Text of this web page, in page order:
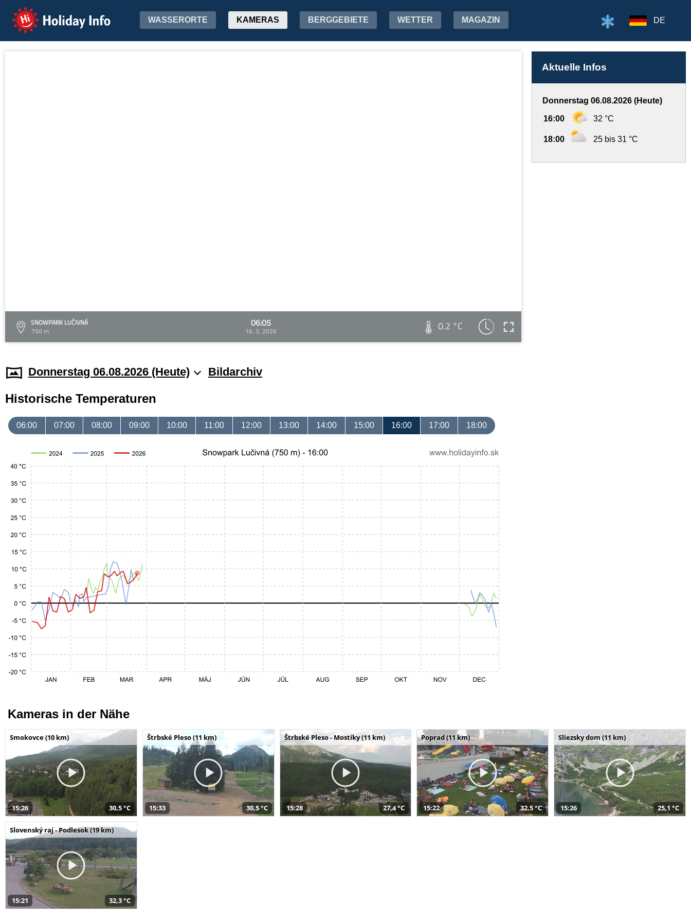
Holiday Info WASSERORTE KAMERAS BERGGEBIETE WETTER MAGAZIN DE
SNOWPARK LUČIVNÁ
750 m
06:05
16. 3. 2026 0.2 °C
Aktuelle Infos
Donnerstag 06.08.2026 (Heute)
16:00 32 °C
18:00 25 bis 31 °C
Donnerstag 06.08.2026 (Heute) Bildarchiv
Historische Temperaturen
06:00 07:00 08:00 09:00 10:00 11:00 12:00 13:00 14:00 15:00 16:00 17:00 18:00
Kameras in der Nähe
Smokovce (10 km)
15:26 30,5 °C
Štrbské Pleso (11 km)
15:33 30,5 °C
Štrbské Pleso - Mostíky (11 km)
15:28 27,4 °C
Poprad (11 km)
15:22 32,5 °C
Sliezsky dom (11 km)
15:26 25,1 °C
Slovenský raj - Podlesok (19 km)
15:21 32,3 °C